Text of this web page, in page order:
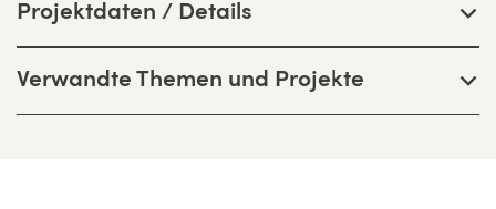
Projektdaten / Details
Verwandte Themen und Projekte